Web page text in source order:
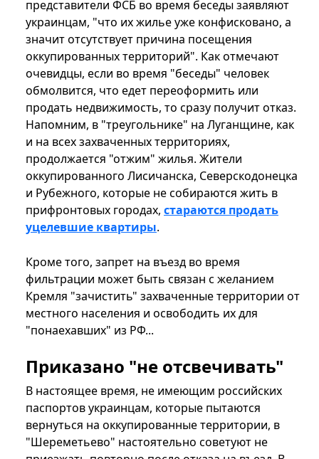
представители ФСБ во время беседы заявляют
украинцам, "что их жилье уже конфисковано, а
значит отсутствует причина посещения
оккупированных территорий". Как отмечают
очевидцы, если во время "беседы" человек
обмолвится, что едет переоформить или
продать недвижимость, то сразу получит отказ.
Напомним, в "треугольнике" на Луганщине, как
и на всех захваченных территориях,
продолжается "отжим" жилья. Жители
оккупированного Лисичанска, Северскодонецка
и Рубежного, которые не собираются жить в
прифронтовых городах, стараются продать
уцелевшие квартиры.
Кроме того, запрет на въезд во время
фильтрации может быть связан с желанием
Кремля "зачистить" захваченные территории от
местного населения и освободить их для
"понаехавших" из РФ...
Приказано "не отсвечивать"
В настоящее время, не имеющим российских
паспортов украинцам, которые пытаются
вернуться на оккупированные территории, в
"Шереметьево" настоятельно советуют не